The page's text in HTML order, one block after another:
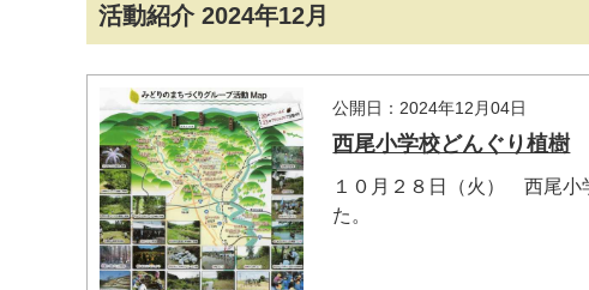
活動紹介 2024年12月
公開日：2024年12月04日
西尾小学校どんぐり植樹
１０月２８日（火） 西尾小
た。